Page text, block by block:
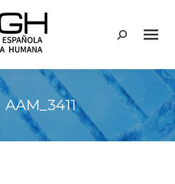
Buscar:
AAM_3411